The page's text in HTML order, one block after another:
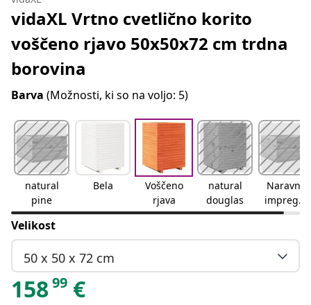
vidaXL Vrtno cvetlično korito
voščeno rjavo 50x50x72 cm trdna
borovina
Barva (Možnosti, ki so na voljo: 5)
natural
pine
Bela
Voščeno
rjava
natural
douglas
Naravno
impregni
rano
Velikost
50 x 50 x 72 cm
15899 €